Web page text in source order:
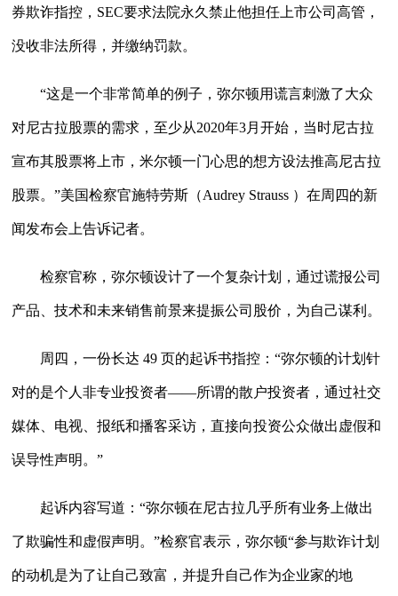
券欺诈指控，SEC要求法院永久禁止他担任上市公司高管，
没收非法所得，并缴纳罚款。
“这是一个非常简单的例子，弥尔顿用谎言刺激了大众
对尼古拉股票的需求，至少从2020年3月开始，当时尼古拉
宣布其股票将上市，米尔顿一门心思的想方设法推高尼古拉
股票。”美国检察官施特劳斯（Audrey Strauss ）在周四的新
闻发布会上告诉记者。
检察官称，弥尔顿设计了一个复杂计划，通过谎报公司
产品、技术和未来销售前景来提振公司股价，为自己谋利。
周四，一份长达 49 页的起诉书指控：“弥尔顿的计划针
对的是个人非专业投资者――所谓的散户投资者，通过社交
媒体、电视、报纸和播客采访，直接向投资公众做出虚假和
误导性声明。”
起诉内容写道：“弥尔顿在尼古拉几乎所有业务上做出
了欺骗性和虚假声明。”检察官表示，弥尔顿“参与欺诈计划
的动机是为了让自己致富，并提升自己作为企业家的地